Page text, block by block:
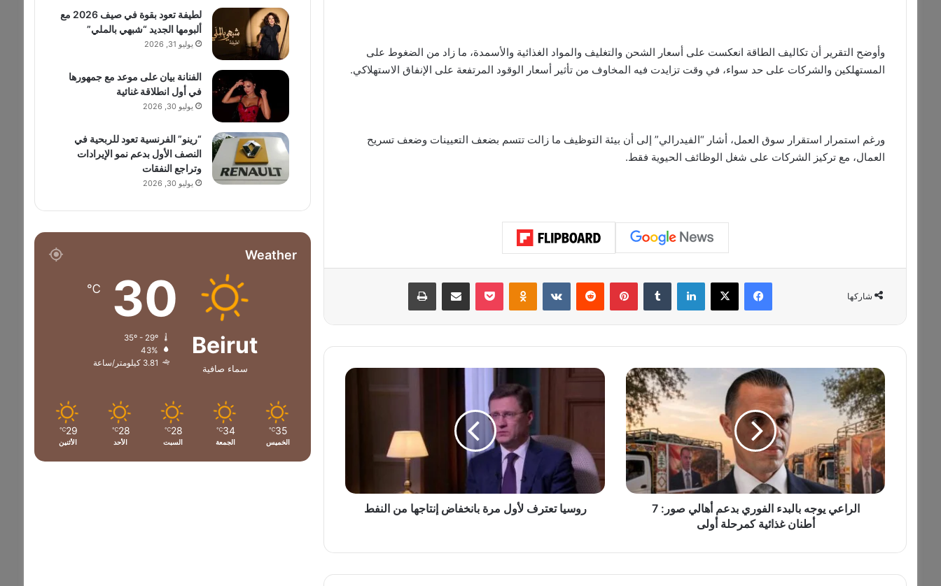
وأوضح التقرير أن تكاليف الطاقة انعكست على أسعار الشحن والتغليف والمواد الغذائية والأسمدة، ما زاد من الضغوط على
المستهلكين والشركات على حد سواء، في وقت تزايدت فيه المخاوف من تأثير أسعار الوقود المرتفعة على الإنفاق الاستهلاكي.
ورغم استمرار استقرار سوق العمل، أشار “الفيدرالي” إلى أن بيئة التوظيف ما زالت تتسم بضعف التعيينات وضعف تسريح
العمال، مع تركيز الشركات على شغل الوظائف الحيوية فقط.
شاركها
فيسبوك ‫X لينكدإن ‏Tumblr بينتيريست ‏Reddit
‏VKontakte
Odnoklassniki
‫Pocket مشاركة عبر البريد طباعة
ا
ل
ر
ا
ع
ي
ي
و
ج
ل
الراعي يوجه بالبدء الفوري بدعم أهالي صور: 7
أطنان غذائية كمرحلة أولى
ر
س
ت
ر
و
روسيا تعترف لأول مرة بانخفاض إنتاجها من النفط
لطيفة تعود بقوة في صيف 2026 مع
ألبومها الجديد “شبهي بالملي”
يوليو 31, 2026
الفنانة بيان على موعد مع جمهورها
في أول انطلاقة غنائية
يوليو 30, 2026
“رينو” الفرنسية تعود للربحية في
النصف الأول بدعم نمو الإيرادات
وتراجع النفقات
يوليو 30, 2026
Weather
Beirut
سماء صافية
30
℃
43%
3.81 كيلومتر/ساعة
35
℃
الخميس
34
℃
الجمعة
28
℃
السبت
28
℃
الأحد
29
℃
الأثنين